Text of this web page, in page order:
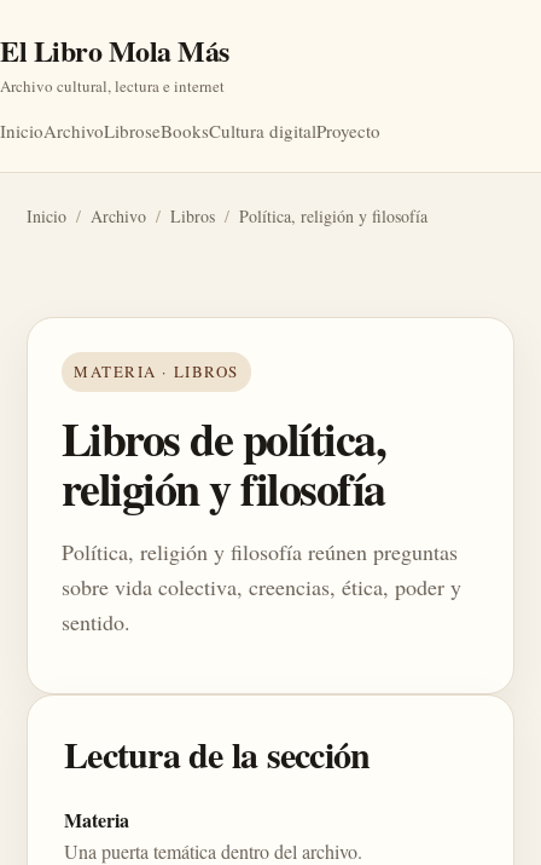
El Libro Mola Más
Archivo cultural, lectura e internet
InicioArchivoLibroseBooksCultura digitalProyecto
Inicio / Archivo / Libros / Política, religión y filosofía
MATERIA · LIBROS
Libros de política,
religión y filosofía
Política, religión y filosofía reúnen preguntas
sobre vida colectiva, creencias, ética, poder y
sentido.
Lectura de la sección
Materia
Una puerta temática dentro del archivo.